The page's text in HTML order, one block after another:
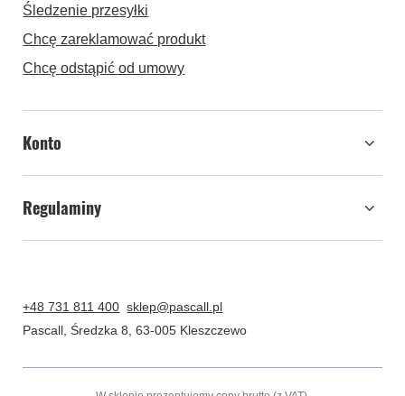
Śledzenie przesyłki
Chcę zareklamować produkt
Chcę odstąpić od umowy
Konto
Regulaminy
+48 731 811 400 sklep@pascall.pl
Pascall ,Średzka 8 ,63-005 Kleszczewo